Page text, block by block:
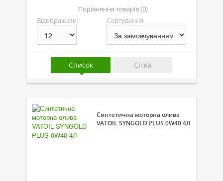
Лінійка олив Optimal
Присадки
Присадки до систем охолодження
Автокосметика
Трансмісійні оливи
Порівняння товарів (0)
Відображати:
Сортування
Список Сітка
Синтетична моторна олива
VATOIL SYNGOLD PLUS 0W40 4Л